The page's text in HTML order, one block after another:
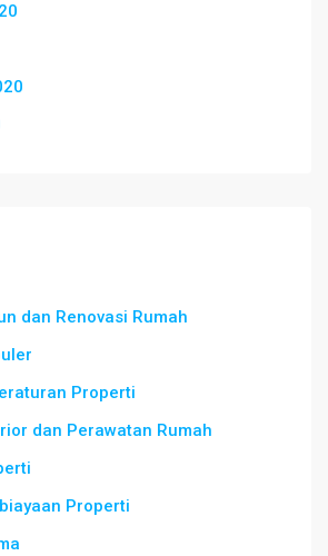
dan Renovasi Rumah
Properti
dan Perawatan Rumah
Properti